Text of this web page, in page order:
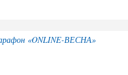
«ONLINE-ВЕСНА»